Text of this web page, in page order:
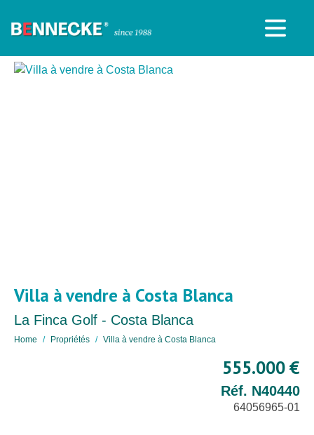
Villa à vendre à Costa Blanca
La Finca Golf - Costa Blanca
Home Propriétés Villa à vendre à Costa Blanca
555.000 €
Réf. N40440
64056965-01